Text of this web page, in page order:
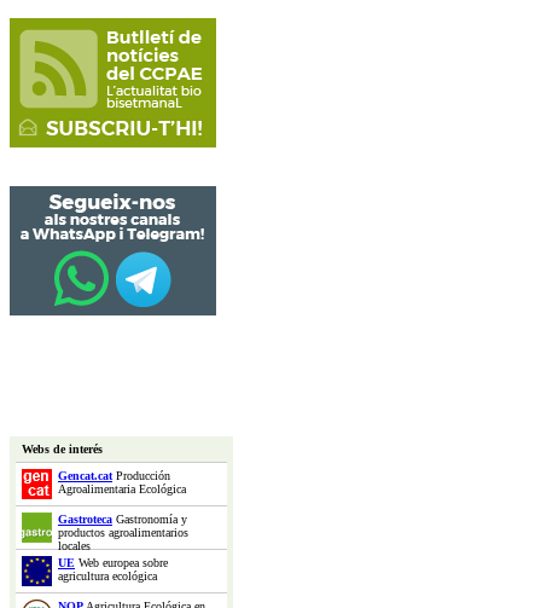
Webs de interés
Gencat.catProducción
Agroalimentaria Ecológica
Gastroteca Gastronomía y
productos agroalimentarios
locales
UE Web europea sobre
agricultura ecológica